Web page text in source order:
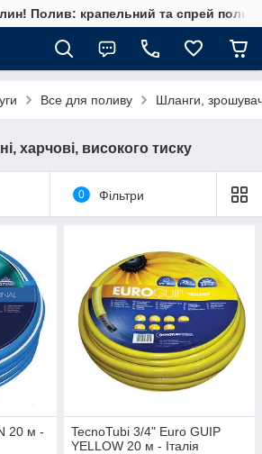
Полив: крапельний та спрей полив,
Все для поливу Шланги,
харчові, високого тиску
0 Фільтри
20 м -
TecnoTubi 3/4" Euro GUIP
YELLOW 20 м - Італія